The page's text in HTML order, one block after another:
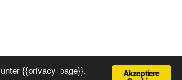
Akzeptiere
{{privacy_page}}.